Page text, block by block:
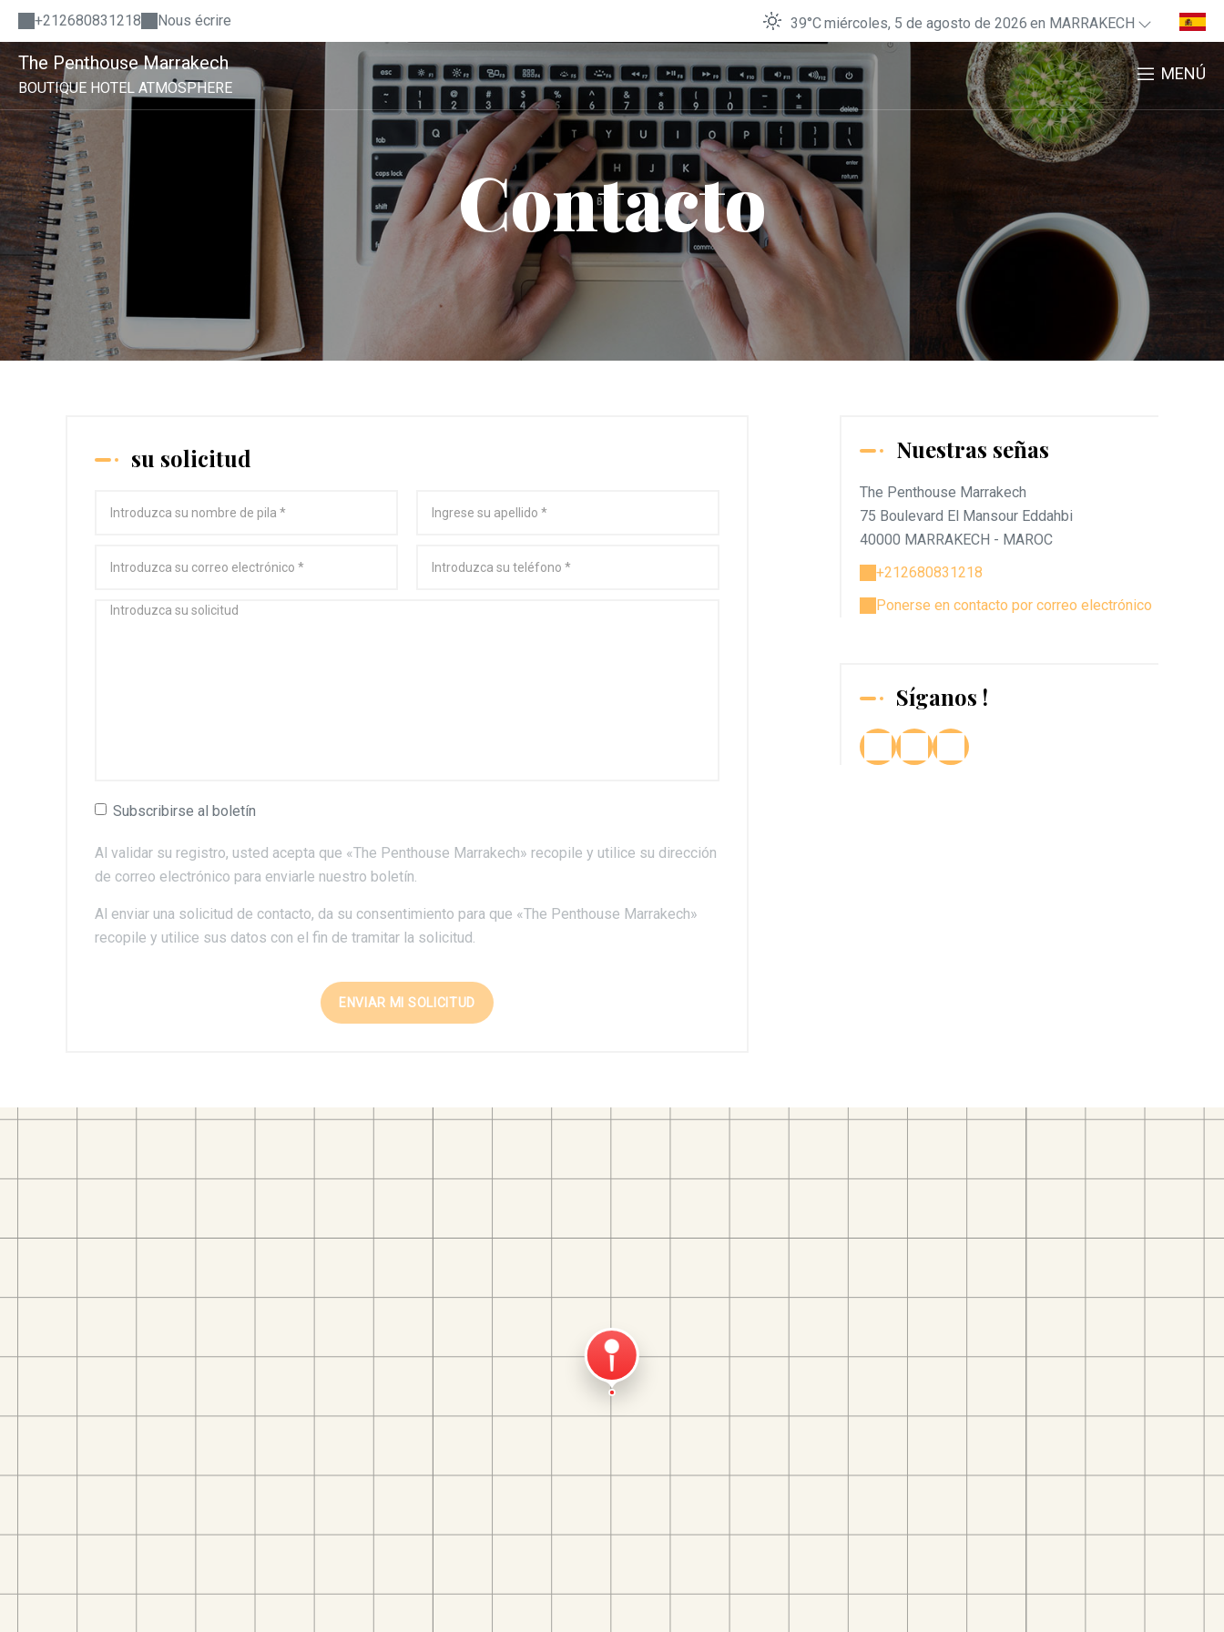
+212680831218 Nous écrire 39°Cmiércoles, 5 de agosto de 2026 en MARRAKECH
The Penthouse Marrakech
BOUTIQUE HOTEL ATMOSPHERE
MENÚ
Contacto
su solicitud
Subscribirse al boletín
Al validar su registro, usted acepta que «The Penthouse Marrakech» recopile y utilice su dirección
de correo electrónico para enviarle nuestro boletín.
Al enviar una solicitud de contacto, da su consentimiento para que «The Penthouse Marrakech»
recopile y utilice sus datos con el fin de tramitar la solicitud.
Nuestras señas
The Penthouse Marrakech
75 Boulevard El Mansour Eddahbi
40000 MARRAKECH - MAROC
+212680831218
Ponerse en contacto por correo electrónico
Síganos !